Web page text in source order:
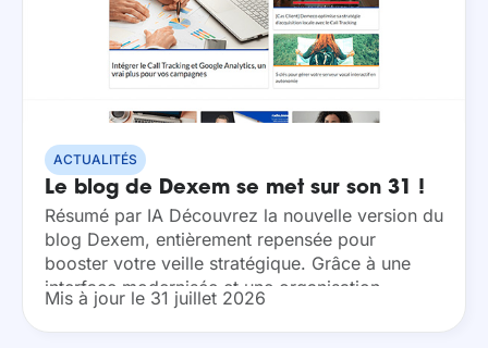
ACTUALITÉS
Le blog de Dexem se met sur son 31 !
Résumé par IA Découvrez la nouvelle version du
blog Dexem, entièrement repensée pour
booster votre veille stratégique. Grâce à une
interface modernisée et une organisation
thématique optimisée, accédez instantanément
à l’expertise digitale dont vous avez besoin...
Mis à jour le 31 juillet 2026